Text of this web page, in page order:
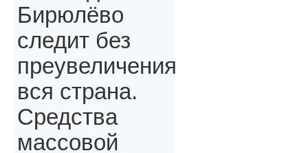
Бирюлёво
следит без
преувеличения
вся страна.
Средства
массовой